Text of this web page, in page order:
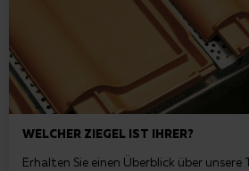
WELCHER ZIEGEL IST IHRER?
Erhalten Sie einen Überblick über unsere